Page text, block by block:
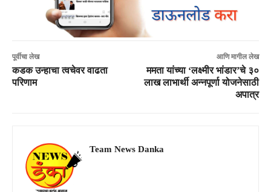
पूर्वीचा लेख
कडक उन्हाचा त्वचेवर वाढता
परिणाम
आणि मागील लेख
ममता यांच्या ‘लक्ष्मीर भांडार’चे ३०
लाख लाभार्थी अन्नपूर्णा योजनेसाठी
अपात्र
Team News Danka